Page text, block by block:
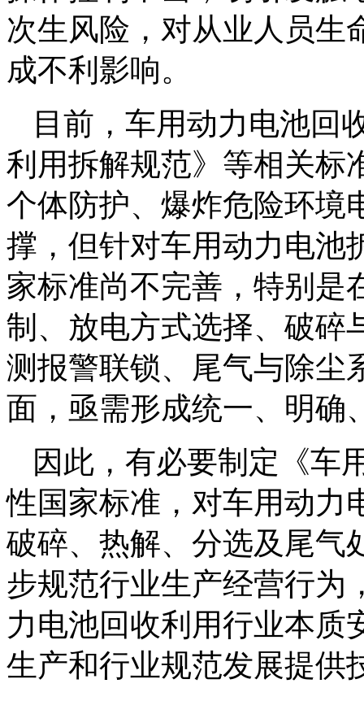
次生风险，对从业人员生
成不利影响。
目前，车用动力电池回
利用拆解规范》等相关标
个体防护、爆炸危险环境
撑，但针对车用动力电池
家标准尚不完善，特别是
制、放电方式选择、破碎
测报警联锁、尾气与除尘
面，亟需形成统一、明确
因此，有必要制定《车
性国家标准，对车用动力
破碎、热解、分选及尾气
步规范行业生产经营行为
力电池回收利用行业本质
生产和行业规范发展提供